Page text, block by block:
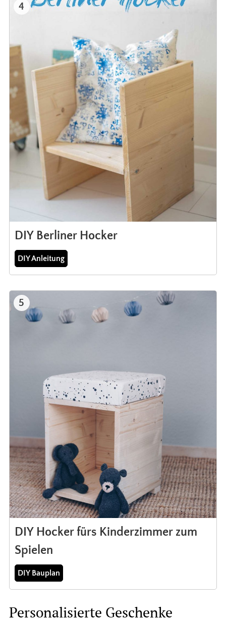
4
DIY Berliner Hocker
DIY Anleitung
5
DIY Hocker fürs Kinderzimmer zum
Spielen
DIY Bauplan
Personalisierte Geschenke